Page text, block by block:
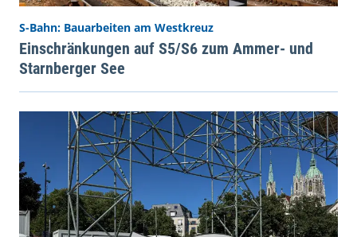
S-Bahn: Bauarbeiten am Westkreuz
Einschränkungen auf S5/S6 zum Ammer- und
Starnberger See